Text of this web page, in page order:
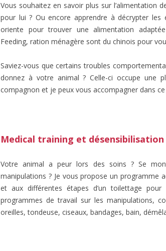
Vous souhaitez en savoir plus sur l’alimentation
pour lui ? Ou encore apprendre à décrypter les
oriente pour trouver une alimentation
Feeding, ration ménagère sont du chinois pour
Saviez-vous que certains troubles
donnez à votre animal ? Celle-ci occupe une
compagnon et je peux vous accompagner dans
Medical training et
Votre animal a peur lors des soins ? Se
manipulations ? Je vous propose un programme
et aux différentes étapes d’un toilettage
programmes de travail sur les manipulations,
oreilles, tondeuse, ciseaux, bandages, bain,